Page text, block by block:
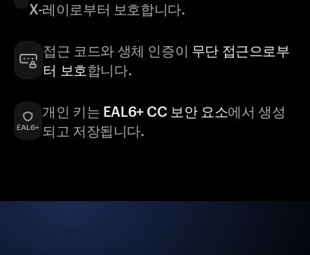
X-레이로부터 보호합니다.
접근 코드와 생체 인증이 무단 접근으로부
터 보호합니다.
개인 키는 EAL6+ CC 보안 요소에서 생성
되고 저장됩니다.